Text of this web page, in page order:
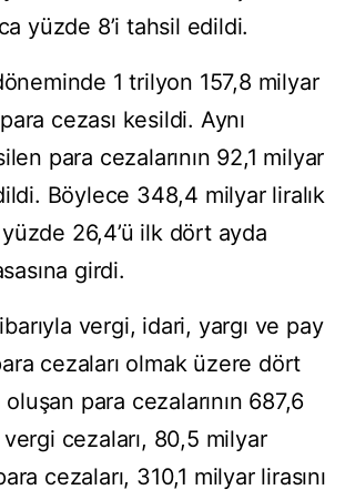
yüzde 8’i tahsil edildi.
1 trilyon 157,8 milyar
cezası kesildi. Aynı
para cezalarının 92,1 milyar
Böylece 348,4 milyar liralık
26,4’ü ilk dört ayda
girdi.
vergi, idari, yargı ve pay
cezaları olmak üzere dört
para cezalarının 687,6
vergi cezaları, 80,5 milyar
cezaları, 310,1 milyar lirasını